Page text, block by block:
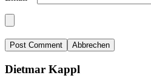
Abbrechen
Dietmar Kappl